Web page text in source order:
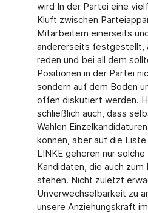
wird In der Partei eine
Kluft zwischen
Mitarbeitern einerseits
andererseits festgestellt,
reden und bei all dem
Positionen in der Partei
sondern auf dem Boden
offen diskutiert werden.
schließlich auch, dass
Wahlen
können, aber auf die
LINKE gehören nur
Kandidaten, die auch
stehen. Nicht zuletzt
Unverwechselbarkeit zu
unsere Anziehungskraft